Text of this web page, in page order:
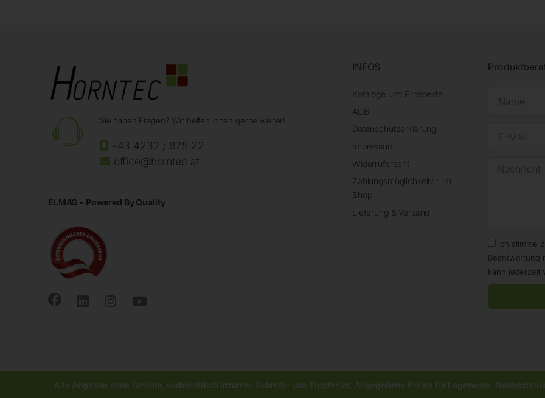
Sie haben Fragen? Wir helfen Ihnen gerne weiter!
+43 4232 / 875 22
office@horntec.at
ELMAG - Powered By Quality
INFOS
Kataloge und Prospekte
AGB
Datenschutzerklärung
Impressum
Widerrufsrecht
Zahlungsmöglichkeiten im
Shop
Lieferung & Versand
Ich stimme
Beantwortung
kann jederzeit
Alle Angaben ohne Gewähr, vorbehaltlich Irrtümer, Schreib- und Tippfehler. Angegebene Preise für Lagerware,